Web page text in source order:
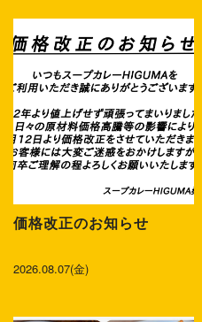
価格改正のお知らせ
2026.08.07(金)